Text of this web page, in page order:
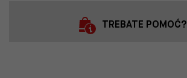
TREBATE POMOĆ?